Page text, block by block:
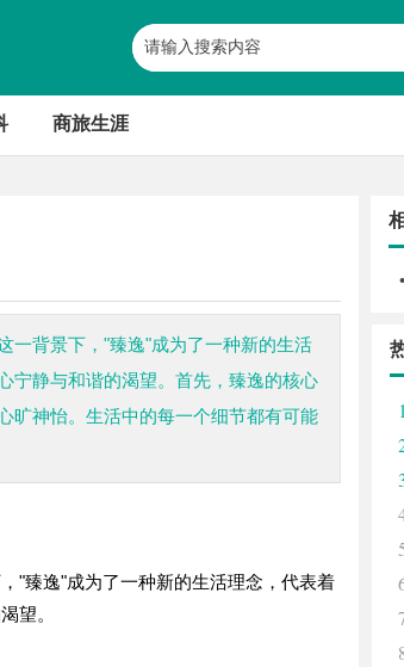
商旅生涯
一背景下，"臻逸"成为了一种新的生活
宁静与和谐的渴望。首先，臻逸的核心
旷神怡。生活中的每一个细节都有可能
"臻逸"成为了一种新的生活理念，代表着
望。